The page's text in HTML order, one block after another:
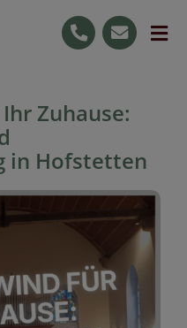
Zuhause:
in Hofstetten